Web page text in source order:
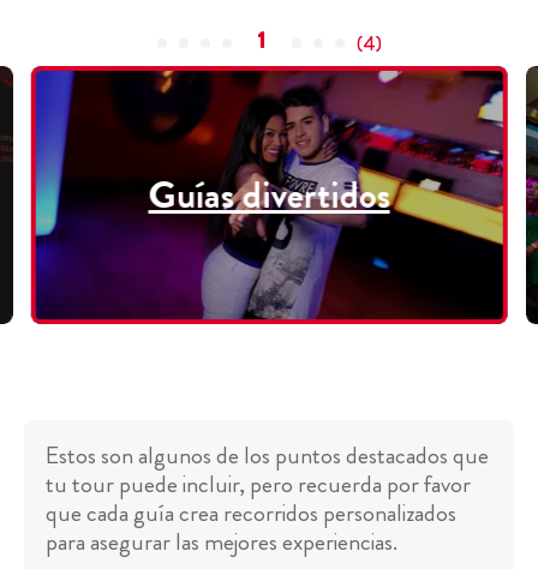
1 (4)
Guías divertidos
Estos son algunos de los puntos destacados que
tu tour puede incluir, pero recuerda por favor
que cada guía crea recorridos personalizados
para asegurar las mejores experiencias.